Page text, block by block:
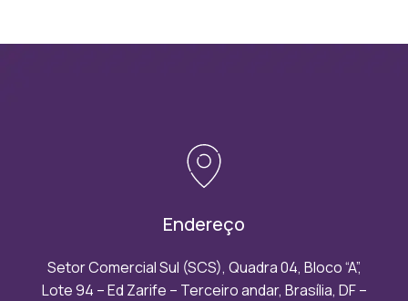
Endereço
Setor Comercial Sul (SCS), Quadra 04, Bloco “A”,
Lote 94 – Ed Zarife – Terceiro andar, Brasília, DF –